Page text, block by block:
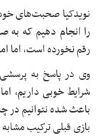
نویدکیا صحبت‌های
را انجام دهیم که به
رقم نخورده است، اما
وی در پاسخ به
شرایط خوبی داریم،
باعث شده نتوانیم در
بازی قبلی ترکیب مشابه